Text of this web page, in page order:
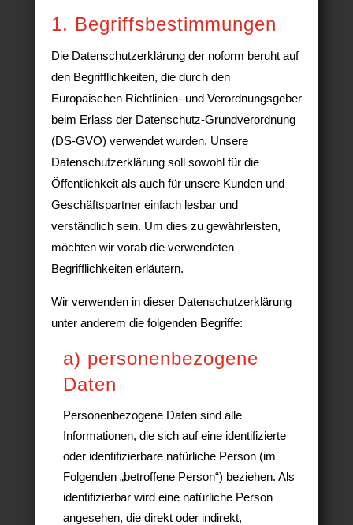
1. Begriffsbestimmungen
Die Datenschutzerklärung der noform beruht auf
den Begrifflichkeiten, die durch den
Europäischen Richtlinien- und Verordnungsgeber
beim Erlass der Datenschutz-Grundverordnung
(DS-GVO) verwendet wurden. Unsere
Datenschutzerklärung soll sowohl für die
Öffentlichkeit als auch für unsere Kunden und
Geschäftspartner einfach lesbar und
verständlich sein. Um dies zu gewährleisten,
möchten wir vorab die verwendeten
Begrifflichkeiten erläutern.
Wir verwenden in dieser Datenschutzerklärung
unter anderem die folgenden Begriffe:
a) personenbezogene
Daten
Personenbezogene Daten sind alle
Informationen, die sich auf eine identifizierte
oder identifizierbare natürliche Person (im
Folgenden „betroffene Person“) beziehen. Als
identifizierbar wird eine natürliche Person
angesehen, die direkt oder indirekt,